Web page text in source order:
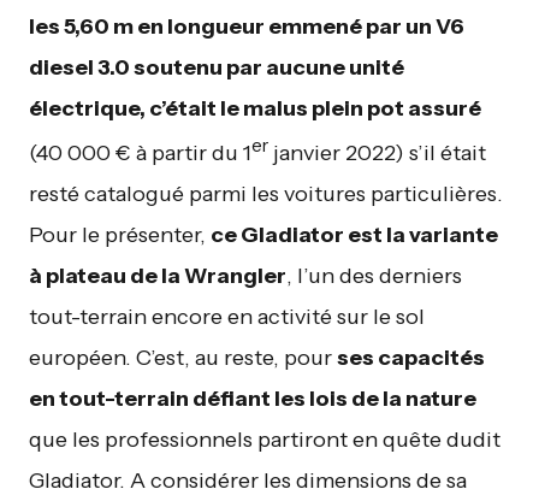
les 5,60 m en longueur emmené par un V6
diesel 3.0 soutenu par aucune unité
électrique, c’était le malus plein pot assuré
(40 000 € à partir du 1er janvier 2022) s’il était
resté catalogué parmi les voitures particulières.
Pour le présenter, ce Gladiator est la variante
à plateau de la Wrangler, l’un des derniers
tout-terrain encore en activité sur le sol
européen. C’est, au reste, pourses capacités
en tout-terrain défiant les lois de la nature
que les professionnels partiront en quête dudit
Gladiator. A considérer les dimensions de sa